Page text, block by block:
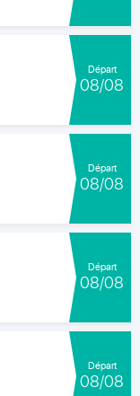
Départ
08/08
Départ
08/08
Départ
08/08
Départ
08/08